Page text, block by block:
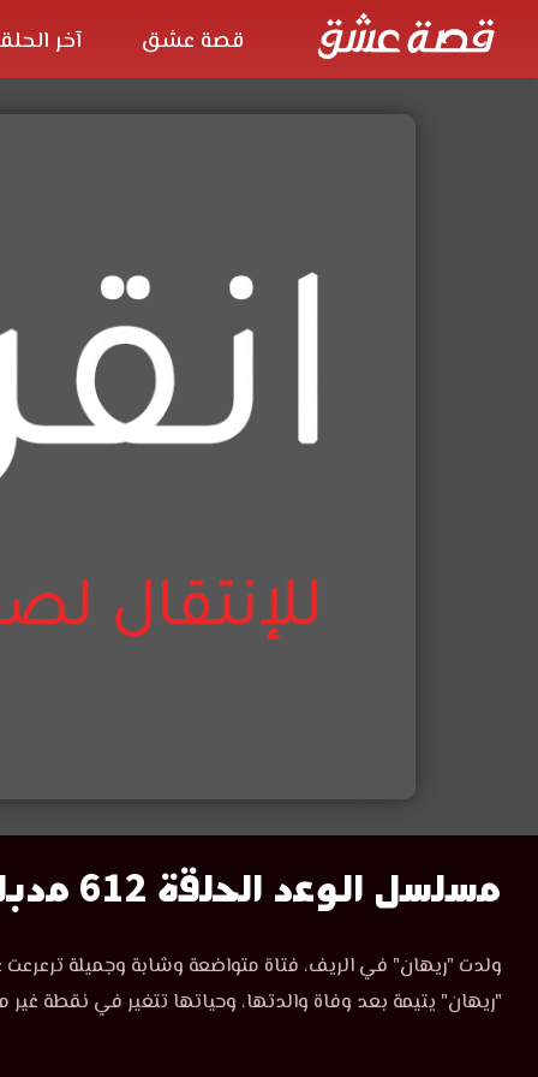
قصة عشق آخر
مسلسل
الوعد
الحلقة
مسلسل الوعد الحلقة 612 مدبلج
مسلسل
الوعد
الحلقة
ولدت "ريهان" في الريف، فتاة متواضعة وشابة وجميلة ترعرعت
"ريهان" يتيمة بعد وفاة والدتها، وحياتها تتغير في نقطة غير